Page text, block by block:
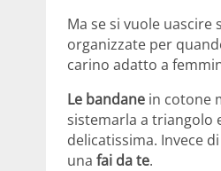
Ma se si vuole
organizzate per
carino adatto a
Le bandane in cotone
sistemarla a triangolo
delicatissima. Invece
una fai da te.